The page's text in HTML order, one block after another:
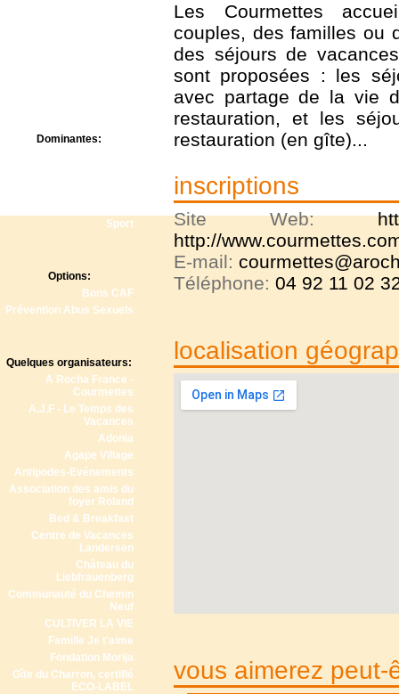
Dominantes:
Sport
Options:
Bons CAF
Prévention Abus Sexuels
Quelques organisateurs:
A Rocha France -
Courmettes
A.J.F - Le Temps des
Vacances
Adonia
Agape Village
Antipodes-Evénements
Association des amis du
foyer Roland
Bed & Breakfast
Centre de Vacances
Landersen
Château du
Liebfrauenberg
Communauté du Chemin
Neuf
CULTIVER LA VIE
Famille Je t'aime
Fondation Morija
Gîte du Charron, certifié
ECO-LABEL
Les Courmettes
couples, des familles ou
des séjours de
sont proposées : les
avec partage de la vie
restauration, et les
restauration (en gîte)...
inscriptions
Site Web:
http://
E-mail:
Téléphone: 04 92 11 02
localisation
vous aimerez peut-